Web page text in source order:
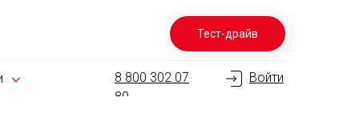
8 800 302 07
80
Войти
Тест-драйв